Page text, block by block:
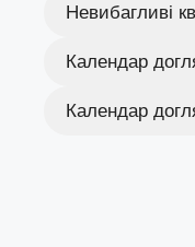
Невибагливі
Календар
Календар